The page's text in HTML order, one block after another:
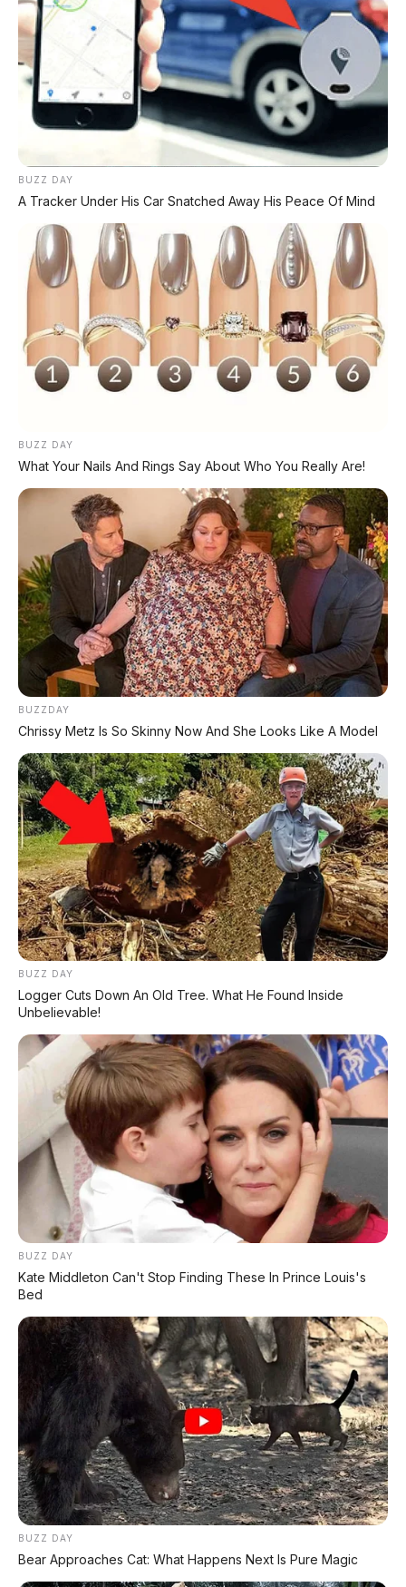
Kondisi Istimewa di Denpasar
DIJUAL: Nissan Serena HWS Matic 2017 –
Kondisi Istimewa, Hanya 68.000 KM! Siap Pakai
di Denpasar
DIJUAL: Mitsubishi Xpander Ultimate 2023
Matic – Surat Bali, KM 44.000, Pajak Panjang!
DIJUAL : Xpander Ultimate 2019 Matic Surat
Bali – Kondisi Istimewa, KM 37.000
Lihat Semua Unit Bali »
DATABASEARTIKEL
Leapmotor B01: Sedan Listrik Kompak 800V dengan
Range 670 Km
Huawei AITO M9: SUV Premium 903 HP dengan
Teknologi Huawei Full-Stack
Xpeng GX: SUV Full-Size Premium dengan AI Turing &
Range 1.585 Km
BYD Leopard 8: SUV Off-Road PHEV 748 HP Siap
Tantang Land Cruiser!
MG 4X: SUV Listrik Kompak dengan Baterai Semi-
Solid-State & Range 610 Km
Maextro V800: MPV Ultra-Mewah EREV 531 HP
Penantang Toyota Alphard
LIHAT LAINNYA
Chat Kami Sekarang
PALING BANYAK
BUZZ DAY
A Tracker Under His Car Snatched Away His Peace Of Mind
BUZZ DAY
What Your Nails And Rings Say About Who You Really Are!
BUZZDAY
Chrissy Metz Is So Skinny Now And She Looks Like A Model
BUZZ DAY
Logger Cuts Down An Old Tree. What He Found Inside
Unbelievable!
BUZZ DAY
Kate Middleton Can't Stop Finding These In Prince Louis's
Bed
BUZZ DAY
Bear Approaches Cat: What Happens Next Is Pure Magic